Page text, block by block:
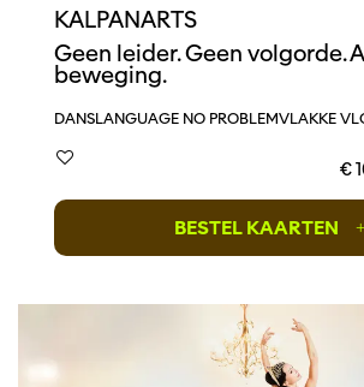
KALPANARTS
Geen leider. Geen volgorde.
beweging.
DANSLANGUAGE NO PROBLEMVLAKKE
€
BESTEL KAARTEN +